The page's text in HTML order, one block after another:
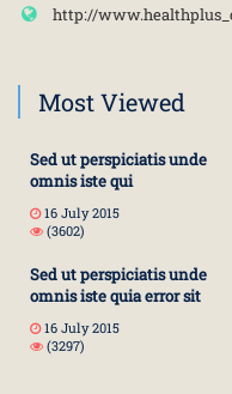
http://
Most Viewed
Sed ut perspiciatis unde
omnis iste qui
16 July 2015
(3602)
Sed ut perspiciatis unde
omnis iste quia error sit
16 July 2015
(3297)